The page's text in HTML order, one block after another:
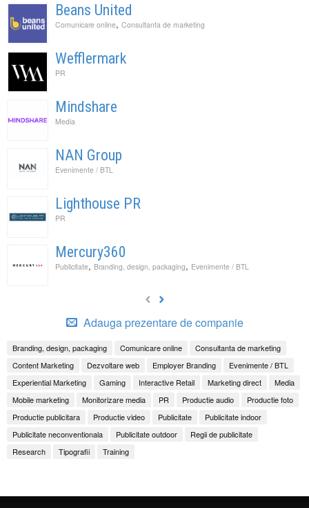
Beans United
Comunicare online, Consultanta de marketing
Wefflermark
PR
Mindshare
Media
NAN Group
Evenimente / BTL
Lighthouse PR
PR
Mercury360
Publicitate, Branding, design, packaging, Evenimente / BTL
Adauga prezentare de companie
Branding, design, packaging Comunicare online
Consultanta de marketing
Content Marketing
Dezvoltare web Employer Branding
Evenimente / BTL
Experiential Marketing
Gaming Interactive Retail Marketing direct
Media
Mobile marketing
Monitorizare media PR Productie audio
Productie foto
Productie publicitara
Productie video Publicitate
Publicitate indoor
Publicitate neconventionala
Publicitate outdoor
Regii de publicitate
Research
Tipografii Training